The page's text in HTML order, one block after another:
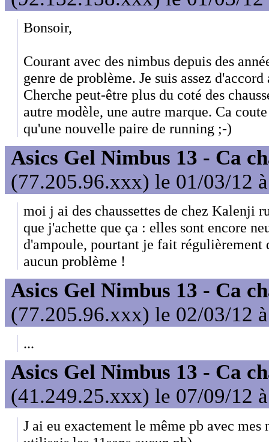
Bonsoir,
Courant avec des nimbus depuis des
genre de problème. Je suis assez
Cherche peut-être plus du coté des
autre modèle, une autre marque. Ca
qu'une nouvelle paire de running ;-)
Asics Gel Nimbus 13 - Ca
(77.205.96.xxx) le 01/03/12
moi j ai des chaussettes de chez Kalenji
que j'achette que ça : elles sont encore
d'ampoule, pourtant je fait régulièrement
aucun problème !
Asics Gel Nimbus 13 - Ca
(77.205.96.xxx) le 02/03/12
...
Asics Gel Nimbus 13 - Ca
(41.249.25.xxx) le 07/09/12
J ai eu exactement le même pb avec